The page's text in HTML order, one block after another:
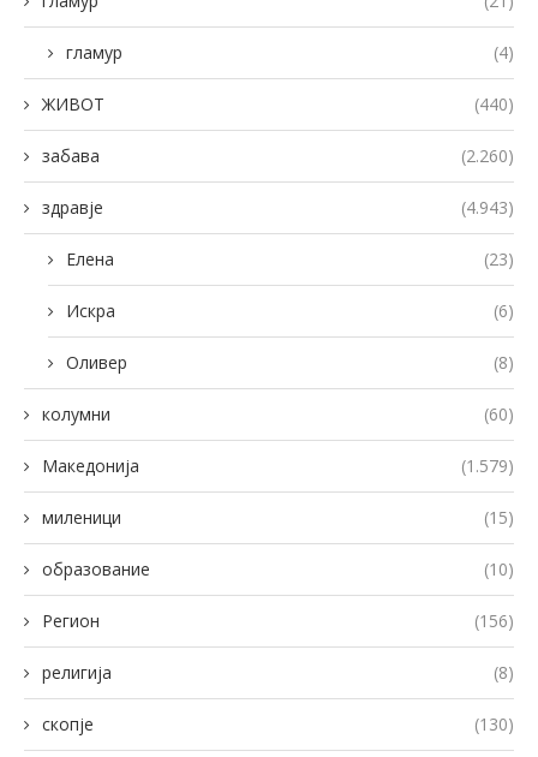
гламур (4)
ЖИВОТ (440)
забава (2.260)
здравје (4.943)
Елена (23)
Искра (6)
Оливер (8)
колумни (60)
Македонија (1.579)
миленици (15)
образование (10)
Регион (156)
религија (8)
скопје (130)